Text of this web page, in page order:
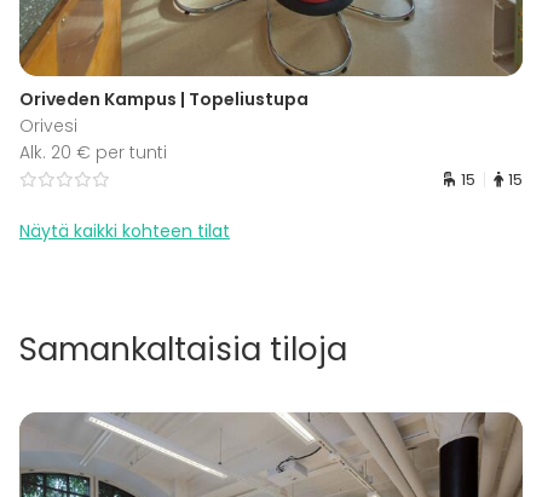
Oriveden Kampus | Topeliustupa
Orivesi
Alk. 20 € per tunti
15 15
Näytä kaikki kohteen tilat
Samankaltaisia tiloja